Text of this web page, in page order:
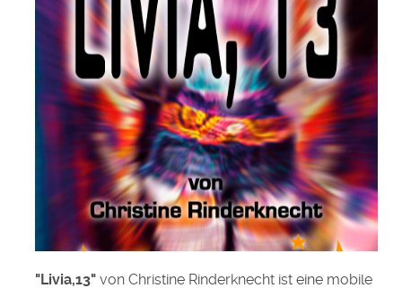
"Livia,13" von Christine Rinderknecht ist eine mobile